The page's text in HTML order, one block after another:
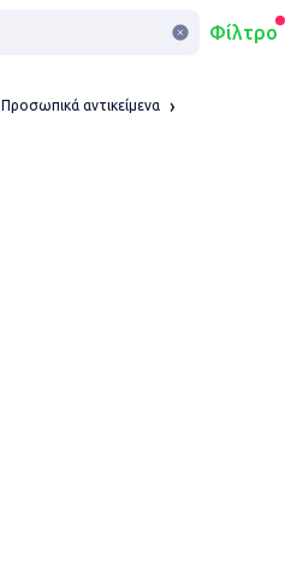
Φίλτρο
Προσωπικά αντικείμενα